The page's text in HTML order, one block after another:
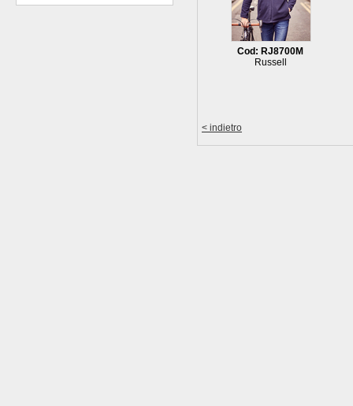
Cod: RJ8700M
Russell
< indietro